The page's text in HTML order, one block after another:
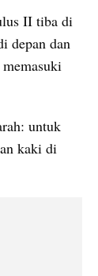
II tiba di
depan dan
untuk
kaki di